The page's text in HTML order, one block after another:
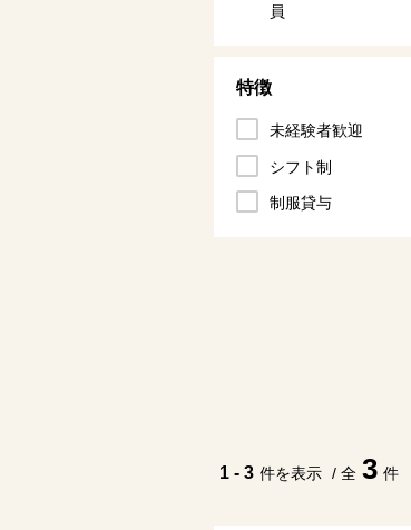
員
特徴
未経験者歓迎
シフト制
制服貸与
1 - 3 件を表示 / 全 3 件